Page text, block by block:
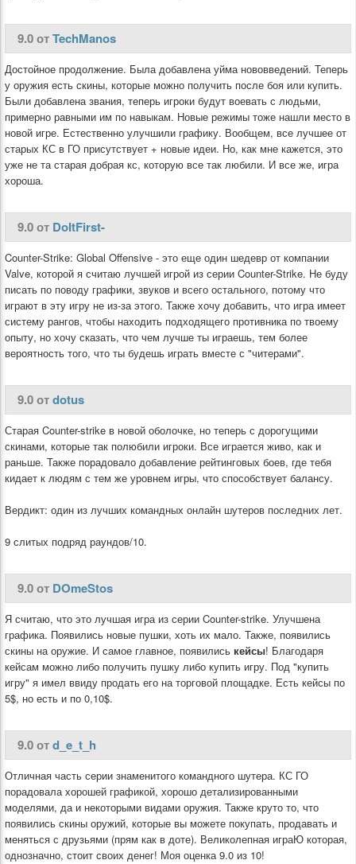
9.0 отTechManos
Достойное продолжение. Была добавлена уйма нововведений. Теперь
у оружия есть скины, которые можно получить после боя или купить.
Были добавлена звания, теперь игроки будут воевать с людьми,
примерно равными им по навыкам. Новые режимы тоже нашли место в
новой игре. Естественно улучшили графику. Вообщем, все лучшее от
старых КС в ГО присутствует + новые идеи. Но, как мне кажется, это
уже не та старая добрая кс, которую все так любили. И все же, игра
хороша.
9.0 от DoItFirst-
Counter-Strike: Global Offensive - это еще один шедевр от компании
Valve, которой я считаю лучшей игрой из серии Counter-Strike. Не буду
писать по поводу графики, звуков и всего остального, потому что
играют в эту игру не из-за этого. Также хочу добавить, что игра имеет
систему рангов, чтобы находить подходящего противника по твоему
опыту, но хочу сказать, что чем лучше ты играешь, тем более
вероятность того, что ты будешь играть вместе с "читерами".
9.0 отdotus
Старая Counter-strike в новой оболочке, но теперь с дорогущими
скинами, которые так полюбили игроки. Все играется живо, как и
раньше. Также порадовало добавление рейтинговых боев, где тебя
кидает к людям с тем же уровнем игры, что способствует балансу.
Вердикт: один из лучших командных онлайн шутеров последних лет.
9 слитых подряд раундов/10.
9.0 от DOmeStos
Я считаю, что это лучшая игра из серии Counter-strike. Улучшена
графика. Появились новые пушки, хоть их мало. Также, появились
скины на оружие. И самое главное, появились кейсы! Благодаря
кейсам можно либо получить пушку либо купить игру. Под "купить
игру" я имел ввиду продать его на торговой площадке. Есть кейсы по
5$, но есть и по 0,10$.
9.0 отd_e_t_h
Отличная часть серии знаменитого командного шутера. КС ГО
порадовала хорошей графикой, хорошо детализированными
моделями, да и некоторыми видами оружия. Также круто то, что
появились скины оружий, которые вы можете покупать, продавать и
меняться с друзьями (прям как в доте). Великолепная играЮ которая,
однозначно, стоит своих денег! Моя оценка 9.0 из 10!